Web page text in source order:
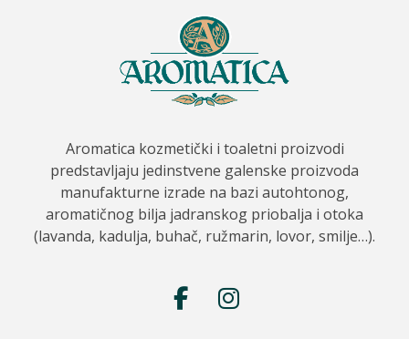
Aromatica kozmetički i toaletni proizvodi
predstavljaju jedinstvene galenske proizvoda
manufakturne izrade na bazi autohtonog,
aromatičnog bilja jadranskog priobalja i otoka
(lavanda, kadulja, buhač, ružmarin, lovor, smilje…).